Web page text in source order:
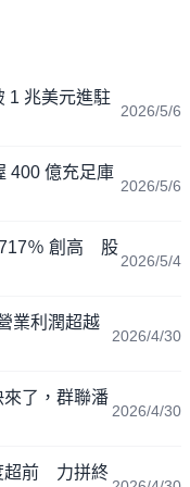
1 兆美元進駐
2026/5/6
400 億充足庫
2026/5/6
717％ 創高 股
2026/5/4
業利潤超越
2026/4/30
了，群聯潘
2026/4/30
超前 力拼終